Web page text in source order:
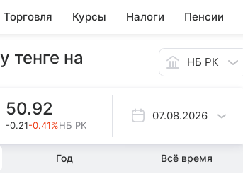
Торговля Курсы Налоги Пенсии
тенге на
НБ РК
50.92
-0.21-0.41%НБ РК
07.08.2026
Год Всё время